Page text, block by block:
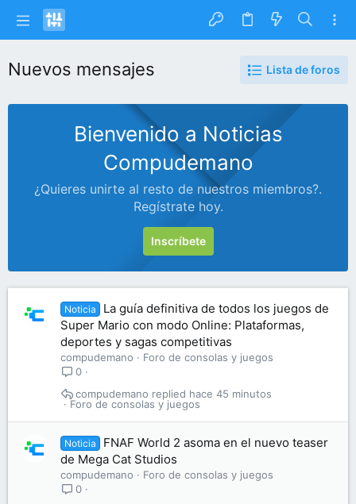
Nuevos mensajes Lista de foros
Bienvenido a Noticias
Compudemano
¿Quieres unirte al resto de nuestros miembros?.
Regístrate hoy.
Inscríbete
Noticia
La guía definitiva de todos los juegos de
Super Mario con modo Online: Plataformas,
deportes y sagas competitivas
compudemano
Foro de consolas y juegos
0
Foro de consolas y juegos
hace 45 minutos
compudemano
Noticia
FNAF World 2 asoma en el nuevo teaser
de Mega Cat Studios
compudemano
Foro de consolas y juegos
0